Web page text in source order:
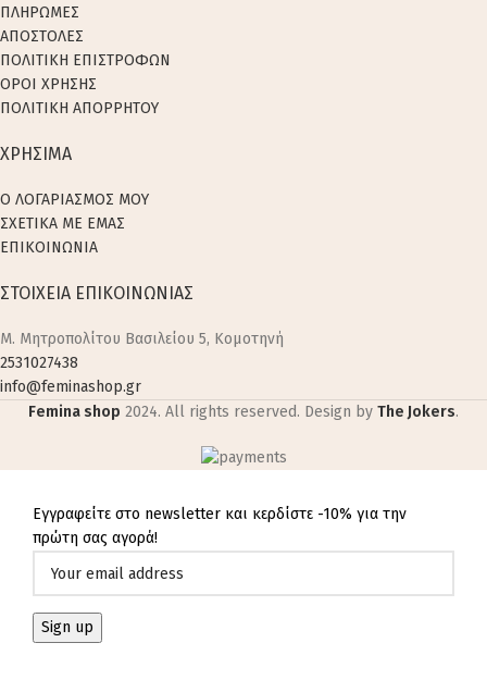
ΠΛΗΡΩΜΕΣ
ΑΠΟΣΤΟΛΕΣ
ΠΟΛΙΤΙΚΗ ΕΠΙΣΤΡΟΦΩΝ
ΟΡΟΙ ΧΡΗΣΗΣ
ΠΟΛΙΤΙΚΗ ΑΠΟΡΡΗΤΟΥ
ΧΡΗΣΙΜΑ
Ο ΛΟΓΑΡΙΑΣΜΟΣ ΜΟΥ
ΣΧΕΤΙΚΑ ΜΕ ΕΜΑΣ
ΕΠΙΚΟΙΝΩΝΙΑ
ΣΤΟΙΧΕΙΑ ΕΠΙΚΟΙΝΩΝΙΑΣ
M. Μητροπολίτου Βασιλείου 5, Κομοτηνή
2531027438
info@feminashop.gr
Femina shop 2024. All rights reserved. Design by The Jokers.
Εγγραφείτε στο newsletter και κερδίστε -10% για την
πρώτη σας αγορά!